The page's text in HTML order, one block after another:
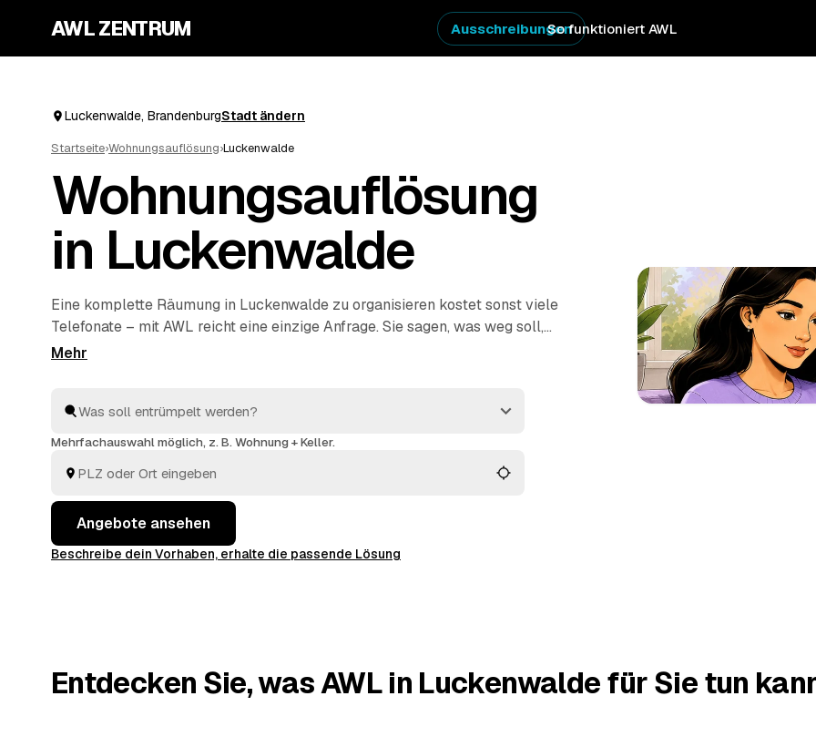
AWL ZENTRUM So funktioniert AWL
Ausschreibungen
Luckenwalde, BrandenburgStadt ändern
Startseite›Wohnungsauflösung›Luckenwalde
Wohnungsauflösung
in Luckenwalde
Eine komplette Räumung in Luckenwalde zu organisieren kostet sonst viele
Telefonate – mit AWL reicht eine einzige Anfrage. Sie sagen, was weg soll,
und bekommen Festpreis-Angebote mehrerer geprüfter Anbieter aus
um alles. Sie wählen nur noch aus, wer den Auftrag bekommt.
Mehrfachauswahl möglich, z. B. Wohnung + Keller.
Angebote ansehen
Beschreibe dein Vorhaben, erhalte die passende Lösung
Entdecken Sie, was AWL in Luckenwalde für Sie tun